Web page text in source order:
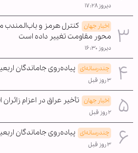
دیروز ۱۷:۲۸
اخبار جهان کنترل هرمز و باب‌المندب
محور مقاومت تغییر داده است
دیروز ۱۶:۳۰
چندرسانه‌ای پیاده‌روی جاماندگان
۳ روز قبل
اخبار جهان تأخیر عراق در اعزام
۲ روز قبل
چندرسانه‌ای پیاده‌روی جاماندگان
۳ روز قبل